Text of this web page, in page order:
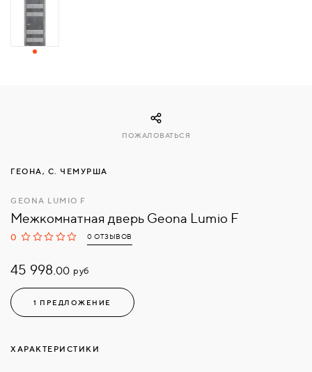
СВЯЗАТЬСЯ
ГЕОНА, С. ЧЕМУРША
GEONA LUMIO F
Межкомнатная дверь Geona Lumio F
0 0 ОТЗЫВОВ
45 998.00 руб
1 ПРЕДЛОЖЕНИЕ
ПОЖАЛОВАТЬСЯ
ХАРАКТЕРИСТИКИ